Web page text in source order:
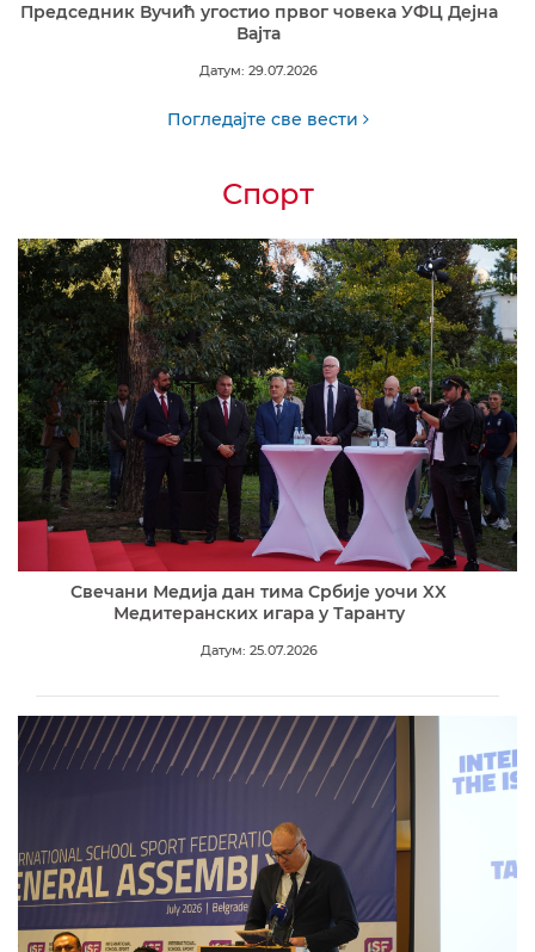
Председник Вучић угостио првог човека УФЦ Дејна
Вајта
Датум: 29.07.2026
Погледајте све вести
Спорт
Свечани Медија дан тима Србије уочи XX
Медитеранских игара у Таранту
Датум: 25.07.2026